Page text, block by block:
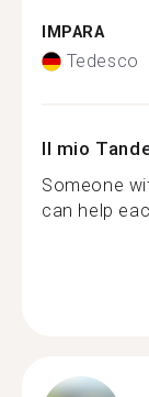
IMPARA
Tedesco
Il mio
Someone
can help